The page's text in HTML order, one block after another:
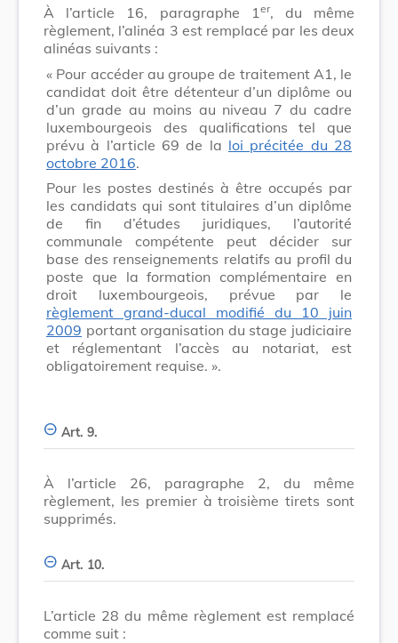
À l’article 16, paragraphe 1 er, du même
règlement, l’alinéa 3 est remplacé par les deux
alinéas suivants :
« Pour accéder au groupe de traitement A1, le
candidat doit être détenteur d’un diplôme ou
d’un grade au moins au niveau 7 du cadre
luxembourgeois des qualifications tel que
prévu à l’article 69 de la loi précitée du 28
octobre 2016.
Pour les postes destinés à être occupés par
les candidats qui sont titulaires d’un diplôme
de fin d’études juridiques, l’autorité
communale compétente peut décider sur
base des renseignements relatifs au profil du
poste que la formation complémentaire en
droit luxembourgeois, prévue par le
règlement grand-ducal modifié du 10 juin
2009 portant organisation du stage judiciaire
et réglementant l’accès au notariat, est
obligatoirement requise. ».
Art. 9.
À l’article 26, paragraphe 2, du même
règlement, les premier à troisième tirets sont
supprimés.
Art. 10.
L’article 28 du même règlement est remplacé
comme suit :